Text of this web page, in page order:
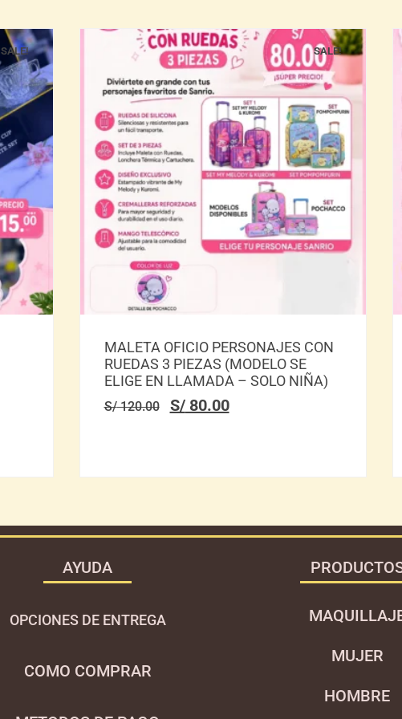
SALE! SALE!
MALETA OFICIO PERSONAJES CON
RUEDAS 3 PIEZAS (MODELO SE
ELIGE EN LLAMADA – SOLO NIÑA)
S/120.00 S/80.00
AYUDA
OPCIONES DE ENTREGA
COMO COMPRAR
MUJER
HOMBRE